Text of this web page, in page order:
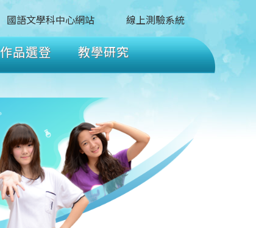
國語文學科中心網站 線上測驗系統
品選登
教學研究